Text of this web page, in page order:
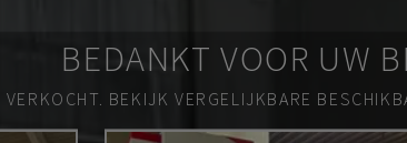
BEDANKT VOOR UW
BEKIJK VERGELIJKBARE